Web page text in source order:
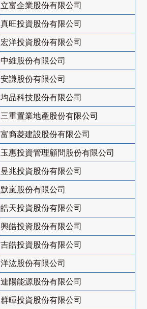
立富企業股份有限公司
真旺投資股份有限公司
宏洋投資股份有限公司
中維股份有限公司
安謙股份有限公司
均品科技股份有限公司
三重置業地產股份有限公司
富裔菱建設股份有限公司
玉惠投資管理顧問股份有限公司
昱兆投資股份有限公司
默嵐股份有限公司
皓天投資股份有限公司
興皓投資股份有限公司
吉皓投資股份有限公司
洋汯股份有限公司
連陽能源股份有限公司
群暉投資股份有限公司